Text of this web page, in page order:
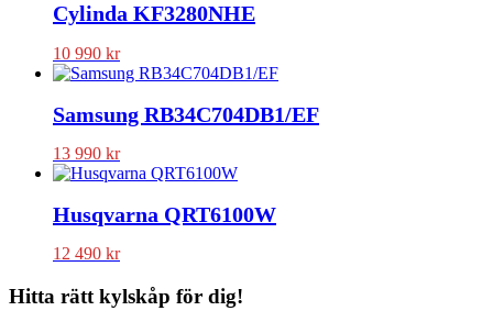
Cylinda KF3280NHE
10 990 kr
Samsung RB34C704DB1/EF
13 990 kr
Husqvarna QRT6100W
12 490 kr
Hitta rätt kylskåp för dig!